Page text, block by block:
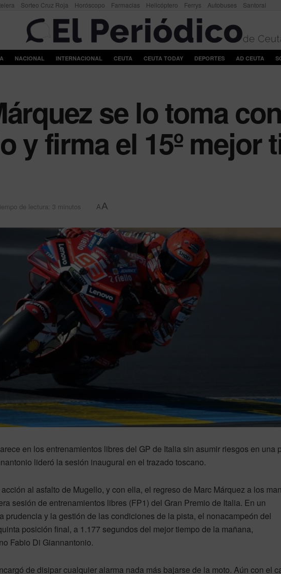
Sorteo Cruz Roja Horóscopo Farmacias Helicóptero Ferrys Autobuses Santoral
NACIONAL INTERNACIONAL CEUTA CEUTA TODAY DEPORTES AD CEUTA
se lo toma
y firma el 15º mejor
de lectura: 3 minutos AA
en los entrenamientos libres del GP de Italia sin asumir riesgos en una
lideró la sesión inaugural en el trazado toscano.
al asfalto de Mugello, y con ella, el regreso de Marc Márquez a los
sesión de entrenamientos libres (FP1) del Gran Premio de Italia. En un
prudencia y la gestión de las condiciones de la pista, el nonacampeón del
posición final, a 1.177 segundos del mejor tiempo de la mañana,
Fabio Di Giannantonio.
de disipar cualquier alarma nada más bajarse de la moto. Aún con el